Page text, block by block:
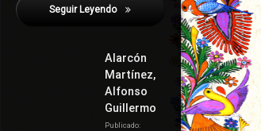
Seguir Leyendo Garduño, Leandro
Alarcón
Martínez,
Alfonso
Guillermo
Publicado: